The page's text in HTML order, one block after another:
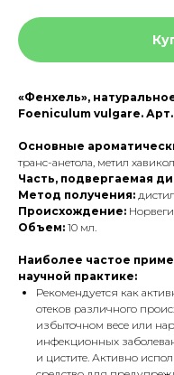
«Фенхель»,
Foeniculum vulgare. Арт.
Основные
транс-анетола, метил
Часть, подвергаемая
Метод получения:
Происхождение:
Объем: 10 мл.
Наиболее частое
научной практике:
Рекомендуется как
отеков различного
избыточном весе или
инфекционных
и цистите. Активно